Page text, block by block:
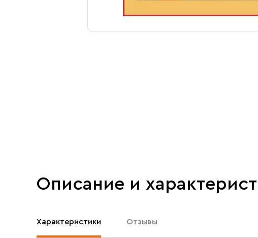
Описание и
Характеристики Отзывы